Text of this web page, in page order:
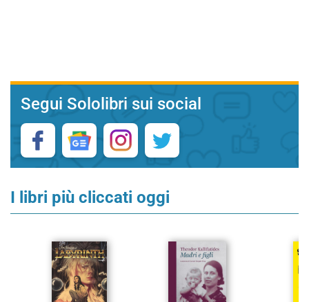
Segui Sololibri sui social
I libri più cliccati oggi